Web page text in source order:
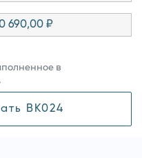
690,00 ₽
в
BK024